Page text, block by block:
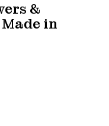
&
in